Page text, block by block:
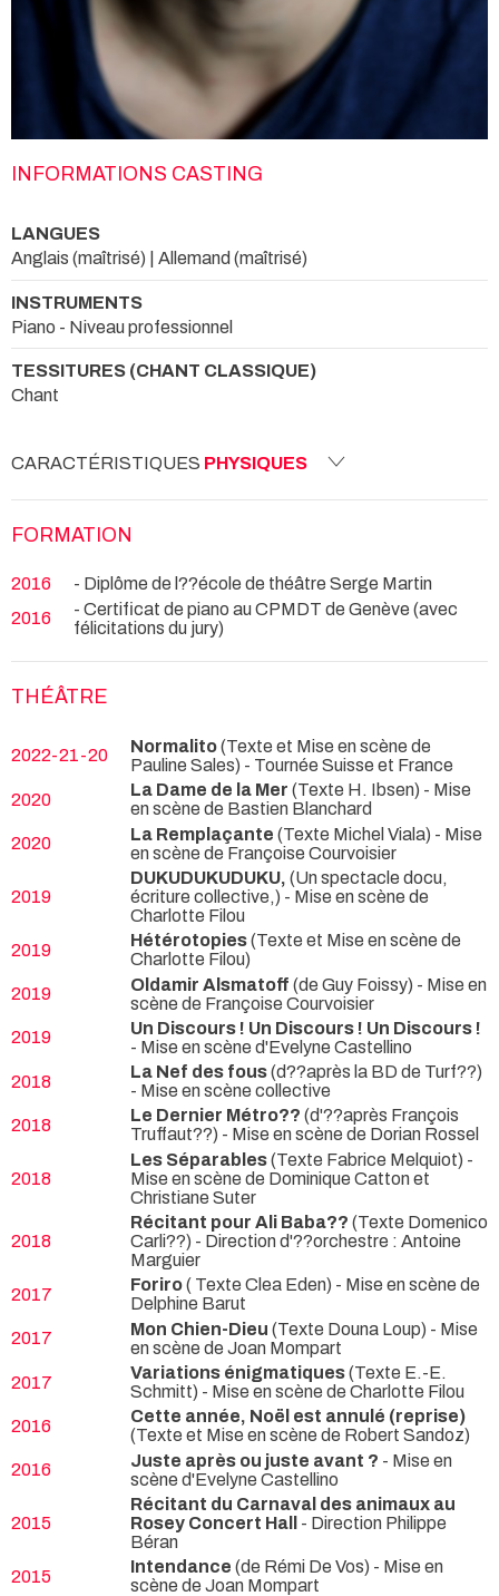
INFORMATIONS CASTING
LANGUES
Anglais (maîtrisé) | Allemand (maîtrisé)
INSTRUMENTS
Piano - Niveau professionnel
TESSITURES (CHANT CLASSIQUE)
Chant
CARACTÉRISTIQUES PHYSIQUES
FORMATION
2016
- Diplôme de l??école de théâtre Serge Martin
2016
- Certificat de piano au CPMDT de Genève (avec
félicitations du jury)
THÉÂTRE
2022-21-20 Normalito(Texte et Mise en scène de
Pauline Sales) - Tournée Suisse et France
2020
La Dame de la Mer (Texte H. Ibsen) - Mise
en scène de Bastien Blanchard
2020
La Remplaçante (Texte Michel Viala) - Mise
en scène de Françoise Courvoisier
2019
DUKUDUKUDUKU, (Un spectacle docu,
écriture collective,) - Mise en scène de
Charlotte Filou
2019
Hétérotopies(Texte et Mise en scène de
Charlotte Filou)
2019
Oldamir Alsmatoff (de Guy Foissy) - Mise en
scène de Françoise Courvoisier
2019
Un Discours ! Un Discours ! Un Discours !
- Mise en scène d'Evelyne Castellino
2018
La Nef des fous(d??après la BD de Turf??)
- Mise en scène collective
2018
Le Dernier Métro?? (d'??après François
Truffaut??) - Mise en scène de Dorian Rossel
2018
Les Séparables(Texte Fabrice Melquiot) -
Mise en scène de Dominique Catton et
Christiane Suter
2018
Récitant pour Ali Baba?? (Texte Domenico
Carli??) - Direction d'??orchestre : Antoine
Marguier
2017
Foriro( Texte Clea Eden) - Mise en scène de
Delphine Barut
2017
Mon Chien-Dieu (Texte Douna Loup) - Mise
en scène de Joan Mompart
2017
Variations énigmatiques(Texte E.-E.
Schmitt) - Mise en scène de Charlotte Filou
2016
Cette année, Noël est annulé (reprise)
(Texte et Mise en scène de Robert Sandoz)
2016
Juste après ou juste avant ? - Mise en
scène d'Evelyne Castellino
2015
Récitant du Carnaval des animaux au
Rosey Concert Hall
- Direction Philippe
Béran
2015
Intendance (de Rémi De Vos) - Mise en
scène de Joan Mompart